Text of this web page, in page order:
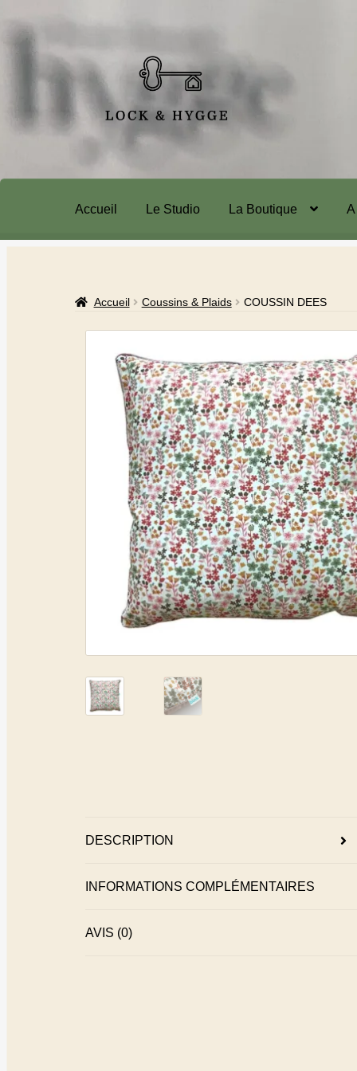
Accueil Le Studio La Boutique
Accueil Coussins & Plaids COUSSIN DEES
DESCRIPTION
INFORMATIONS COMPLÉMENTAIRES
AVIS (0)